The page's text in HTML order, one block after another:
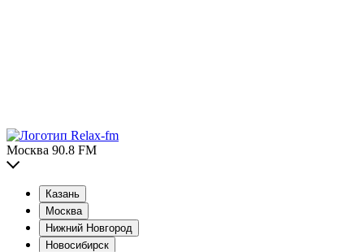
Москва 90.8 FM
Казань
Москва
Нижний Новгород
Новосибирск